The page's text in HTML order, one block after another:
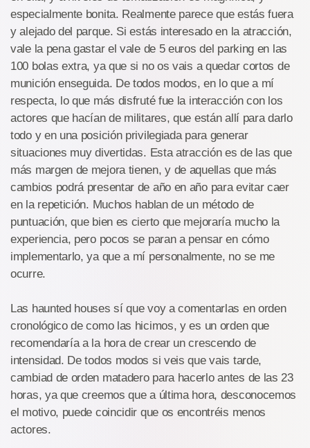
especialmente bonita. Realmente parece que estás fuera
y alejado del parque. Si estás interesado en la atracción,
vale la pena gastar el vale de 5 euros del parking en las
100 bolas extra, ya que si no os vais a quedar cortos de
munición enseguida. De todos modos, en lo que a mí
respecta, lo que más disfruté fue la interacción con los
actores que hacían de militares, que están allí para darlo
todo y en una posición privilegiada para generar
situaciones muy divertidas. Esta atracción es de las que
más margen de mejora tienen, y de aquellas que más
cambios podrá presentar de año en año para evitar caer
en la repetición. Muchos hablan de un método de
puntuación, que bien es cierto que mejoraría mucho la
experiencia, pero pocos se paran a pensar en cómo
implementarlo, ya que a mí personalmente, no se me
ocurre.
Las haunted houses sí que voy a comentarlas en orden
cronológico de como las hicimos, y es un orden que
recomendaría a la hora de crear un crescendo de
intensidad. De todos modos si veis que vais tarde,
cambiad de orden matadero para hacerlo antes de las 23
horas, ya que creemos que a última hora, desconocemos
el motivo, puede coincidir que os encontréis menos
actores.